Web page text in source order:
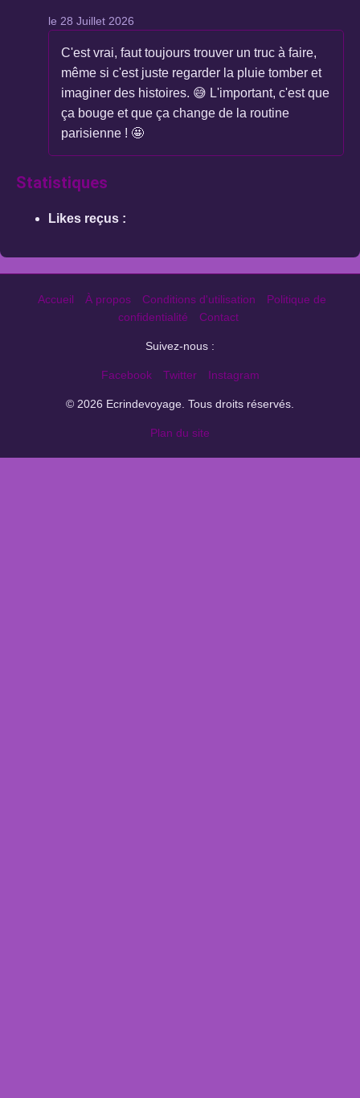
le 28 Juillet 2026
C'est vrai, faut toujours trouver un truc à faire,
même si c'est juste regarder la pluie tomber et
imaginer des histoires. 😅 L'important, c'est que
ça bouge et que ça change de la routine
parisienne ! 🤩
Statistiques
Likes reçus :
Accueil À propos Conditions d'utilisation
Politique de
confidentialité
Contact
Suivez-nous :
Facebook Twitter Instagram
© 2026 Ecrindevoyage. Tous droits réservés.
Plan du site